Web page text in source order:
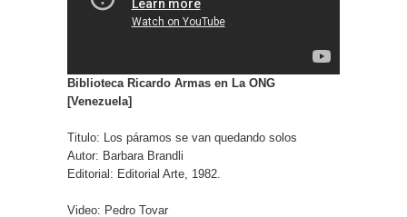
Biblioteca Ricardo Armas en La ONG
[Venezuela]
Titulo: Los páramos se van quedando solos
Autor: Barbara Brandli
Editorial: Editorial Arte, 1982.
Video: Pedro Tovar